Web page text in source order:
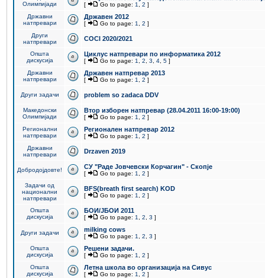
Олимпијади
[ Go to page: 1 2 ]
Државни
натпревари
Државен 2012
[ Go to page: 1 2 ]
Други
натпревари
COCI 2020/2021
Општа
дискусија
Циклус натпревари по информатика 2012
[ Go to page: 1 2 3 4 5 ]
Државни
натпревари
Државен натпревар 2013
[ Go to page: 1 2 ]
Други задачи problem so zadaca DDV
Македонски
Олимпијади
Втор изборен натпревар (28.04.2011 16:00-19:00)
[ Go to page: 1 2 ]
Регионални
натпревари
Регионален натпревар 2012
[ Go to page: 1 2 ]
Државни
натпревари
Drzaven 2019
Добродојдовте! СУ "Раде Јовчевски Корчагин" - Скопје
[ Go to page: 1 2 ]
Задачи од
национални
натпревари
BFS(breath first search) KOD
[ Go to page: 1 2 ]
Општа
дискусија
БОИ/ЈБОИ 2011
[ Go to page: 1 2 3 ]
Други задачи milking cows
[ Go to page: 1 2 3 ]
Општа
дискусија
Решени задачи.
[ Go to page: 1 2 ]
Општа
дискусија
Летна школа во организација на Сивус
[ Go to page: 1 2 ]